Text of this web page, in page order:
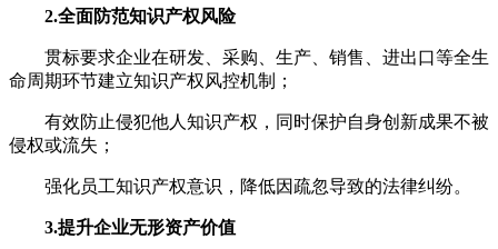
2.全面防范知识产权风险
贯标要求企业在研发、采购、生产、销售、进出口等全生
命周期环节建立知识产权风控机制；
有效防止侵犯他人知识产权，同时保护自身创新成果不被
侵权或流失；
强化员工知识产权意识，降低因疏忽导致的法律纠纷。
3.提升企业无形资产价值